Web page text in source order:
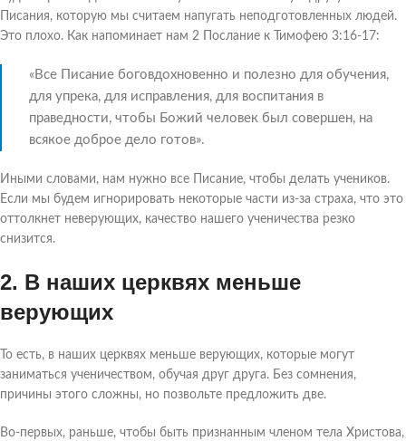
Писания, которую мы считаем напугать неподготовленных людей.
Это плохо. Как напоминает нам 2 Послание к Тимофею 3:16-17:
«Все Писание боговдохновенно и полезно для обучения,
для упрека, для исправления, для воспитания в
праведности, чтобы Божий человек был совершен, на
всякое доброе дело готов».
Иными словами, нам нужно все Писание, чтобы делать учеников.
Если мы будем игнорировать некоторые части из-за страха, что это
оттолкнет неверующих, качество нашего ученичества резко
снизится.
2. В наших церквях меньше
верующих
То есть, в наших церквях меньше верующих, которые могут
заниматься ученичеством, обучая друг друга. Без сомнения,
причины этого сложны, но позвольте предложить две.
Во-первых, раньше, чтобы быть признанным членом тела Христова,